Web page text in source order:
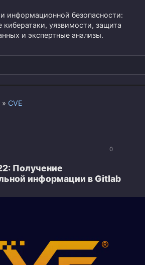
информационной безопасности:
кибератаки, уязвимости, защита
и экспертные анализы.
» CVE
0
Получение
информации в Gitlab